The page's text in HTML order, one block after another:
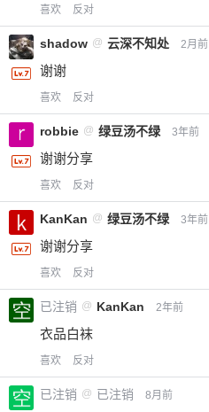
喜欢 反对
shadow @ 云深不知处 2月前
谢谢
喜欢 反对
robbie @ 绿豆汤不绿 3年前
谢谢分享
喜欢 反对
KanKan @ 绿豆汤不绿 3年前
谢谢分享
喜欢 反对
已注销 @ KanKan 2年前
衣品白袜
喜欢 反对
已注销 @ 已注销 8月前